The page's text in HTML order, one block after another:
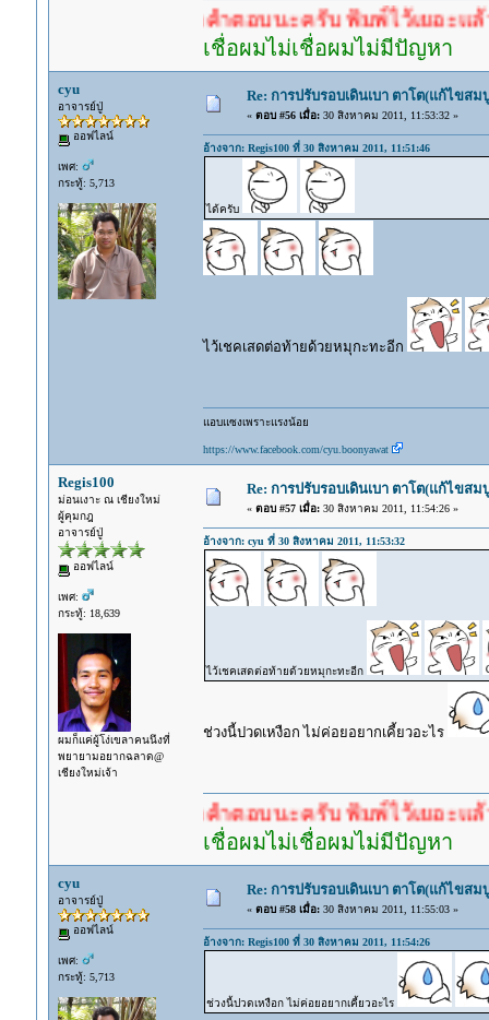
ตอบก่อนรอคำตอบนะครับ พิมพ์ไว้เยอะแล้ว หาอ่าน
เชื่อผมไม่เชื่อผมไม่มีปัญหา
cyu
อาจารย์ปู่
ออฟไลน์
เพศ:
กระทู้: 5,713
Re: การปรับรอบเดินเบา ตาโต(แก้ไขส
« ตอบ #56 เมื่อ:30 สิงหาคม 2011, 11:53:32 »
อ้างจาก: Regis100 ที่ 30 สิงหาคม 2011, 11:51:46
ได้ครับ
ไว้เชคเสดต่อท้ายด้วยหมุกะทะอีก
แอบแซงเพราะแรงน้อย
https://www.facebook.com/cyu.boonyawat
Regis100
ม่อนเงาะ ณ เชียงใหม่
ผู้คุมกฎ
อาจารย์ปู่
ออฟไลน์
เพศ:
กระทู้: 18,639
ผมก็แค่ผู้โง่เขลาคนนึงที่
พยายามอยากฉลาด@
เชียงใหม่เจ้า
Re: การปรับรอบเดินเบา ตาโต(แก้ไขส
« ตอบ #57 เมื่อ:30 สิงหาคม 2011, 11:54:26 »
อ้างจาก: cyu ที่ 30 สิงหาคม 2011, 11:53:32
ไว้เชคเสดต่อท้ายด้วยหมุกะทะอีก
ช่วงนี้ปวดเหงือก ไม่ค่อยอยากเคี้ยวอะไร
ตอบก่อนรอคำตอบนะครับ พิมพ์ไว้เยอะแล้ว หาอ่าน
เชื่อผมไม่เชื่อผมไม่มีปัญหา
cyu
อาจารย์ปู่
ออฟไลน์
เพศ:
กระทู้: 5,713
Re: การปรับรอบเดินเบา ตาโต(แก้ไขส
« ตอบ #58 เมื่อ:30 สิงหาคม 2011, 11:55:03 »
อ้างจาก: Regis100 ที่ 30 สิงหาคม 2011, 11:54:26
ช่วงนี้ปวดเหงือก ไม่ค่อยอยากเคี้ยวอะไร